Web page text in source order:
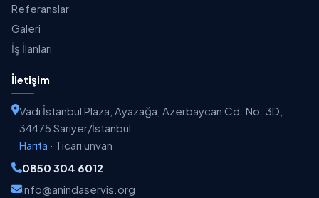
Referanslar
Galeri
İş İlanları
İletişim
Vadi İstanbul Plaza, Ayazağa, Azerbaycan Cd. No: 3D,
34475 Sarıyer/İstanbul
Harita · Ticari unvan
0850 304 6012
info@anindaservis.org